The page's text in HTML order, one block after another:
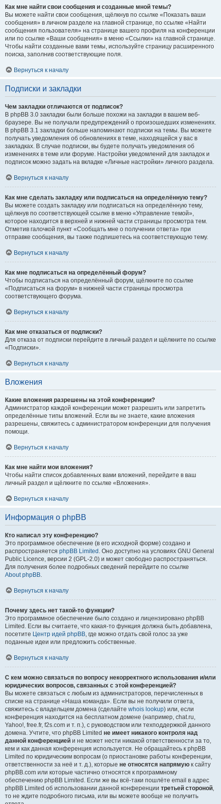
Как мне найти свои сообщения и созданные мной темы?
Вы можете найти свои сообщения, щёлкнув по ссылке «Показать ваши
сообщения» в личном разделе на главной странице, по ссылке «Найти
сообщения пользователя» на странице вашего профиля на конференции
или по ссылке «Ваши сообщения» в меню «Ссылки» на главной странице.
Чтобы найти созданные вами темы, используйте страницу расширенного
поиска, заполнив соответствующие поля.
Вернуться к началу
Подписки и закладки
Чем закладки отличаются от подписок?
В phpBB 3.0 закладки были больше похожи на закладки в вашем веб-
браузере. Вы не получали предупреждений о произошедших изменениях.
В phpBB 3.1 закладки больше напоминают подписки на темы. Вы можете
получать уведомления об обновлениях в теме, находящейся у вас в
закладках. В случае подписки, вы будете получать уведомления об
изменениях в теме или форуме. Настройки уведомлений для закладок и
подписок можно задать на вкладке «Личные настройки» личного раздела.
Вернуться к началу
Как мне сделать закладку или подписаться на определённую тему?
Вы можете создать закладку или подписаться на определённую тему,
щёлкнув по соответствующей ссылке в меню «Управление темой»,
которое находится в верхней и нижней части страницы просмотра тем.
Отметив галочкой пункт «Сообщать мне о получении ответа» при
отправке сообщения, вы также подпишетесь на соответствующую тему.
Вернуться к началу
Как мне подписаться на определённый форум?
Чтобы подписаться на определённый форум, щёлкните по ссылке
«Подписаться на форум» в нижней части страницы просмотра
соответствующего форума.
Вернуться к началу
Как мне отказаться от подписки?
Для отказа от подписки перейдите в личный раздел и щёлкните по ссылке
«Подписки».
Вернуться к началу
Вложения
Какие вложения разрешены на этой конференции?
Администратор каждой конференции может разрешить или запретить
определённые типы вложений. Если вы не знаете, какие вложения
разрешены, свяжитесь с администратором конференции для получения
помощи.
Вернуться к началу
Как мне найти мои вложения?
Чтобы найти список добавленных вами вложений, перейдите в ваш
личный раздел и щёлкните по ссылке «Вложения».
Вернуться к началу
Информация о phpBB
Кто написал эту конференцию?
Это программное обеспечение (в его исходной форме) создано и
распространяется phpBB Limited . Оно доступно на условиях GNU General
Public Licence, версии 2 (GPL-2.0) и может свободно распространяться.
Для получения более подробных сведений перейдите по ссылке
About phpBB.
Вернуться к началу
Почему здесь нет такой-то функции?
Это программное обеспечение было создано и лицензировано phpBB
Limited. Если вы считаете, что какая-то функция должна быть добавлена,
посетите Центр идей phpBB, где можно отдать свой голос за уже
поданные идеи или предложить собственные.
Вернуться к началу
С кем можно связаться по вопросу некорректного использования и/или
юридических вопросов, связанных с этой конференцией?
Вы можете связаться с любым из администраторов, перечисленных в
списке на странице «Наша команда». Если вы не получили ответа,
свяжитесь с владельцем домена (сделайте whois lookup) или, если
конференция находится на бесплатном домене (например, chat.ru,
Yahoo!, free.fr, f2s.com и т. п.), с руководством или техподдержкой данного
домена. Учтите, что phpBB Limited не имеет никакого контроля над
данной конференцией и не может нести никакой ответственности за то,
кем и как данная конференция используется. Не обращайтесь к phpBB
Limited по юридическим вопросам (о приостановке работы конференции,
ответственности за неё и т. д.), которые не относятся напрямую к сайту
phpBB.com или которые частично относятся к программному
обеспечению phpBB Limited. Если же вы всё-таки пошлёте email в адрес
phpBB Limited об использовании данной конференции третьей стороной,
то не ждите подробного письма, или вы можете вообще не получить